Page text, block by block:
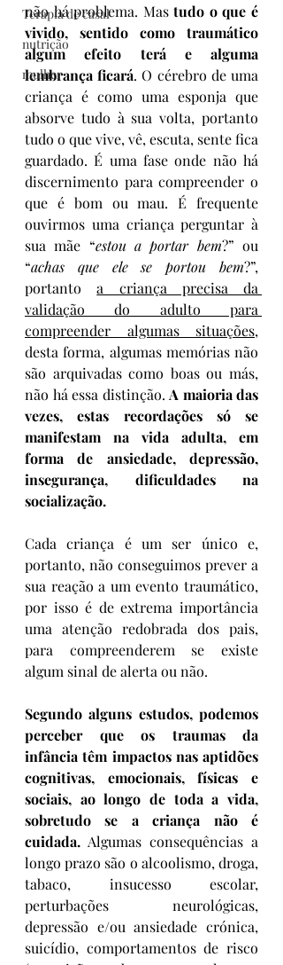
Terapia de casal
nutrição
mulher
não há problema. Mas tudo o que é
vivido, sentido como traumático
algum efeito terá e alguma
lembrança ficará. O cérebro de uma
criança é como uma esponja que
absorve tudo à sua volta, portanto
tudo o que vive, vê, escuta, sente fica
guardado. É uma fase onde não há
discernimento para compreender o
que é bom ou mau. É frequente
ouvirmos uma criança perguntar à
sua mãe “estou a portar bem?” ou
“achas que ele se portou bem?”,
portanto a criança precisa da
validação do adulto para
compreender algumas situações,
desta forma, algumas memórias não
são arquivadas como boas ou más,
não há essa distinção. A maioria das
vezes, estas recordações só se
manifestam na vida adulta, em
forma de ansiedade, depressão,
insegurança, dificuldades na
socialização.
Cada criança é um ser único e,
portanto, não conseguimos prever a
sua reação a um evento traumático,
por isso é de extrema importância
uma atenção redobrada dos pais,
para compreenderem se existe
algum sinal de alerta ou não.
Segundo alguns estudos, podemos
perceber que os traumas da
infância têm impactos nas aptidões
cognitivas, emocionais, físicas e
sociais, ao longo de toda a vida,
sobretudo se a criança não é
cuidada. Algumas consequências a
longo prazo são o alcoolismo, droga,
tabaco, insucesso escolar,
perturbações neurológicas,
depressão e/ou ansiedade crónica,
suicídio, comportamentos de risco